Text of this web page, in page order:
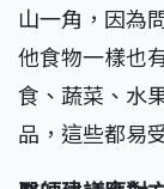
山一角，因為
他食物一樣也
食、蔬菜、水
品，這些都易